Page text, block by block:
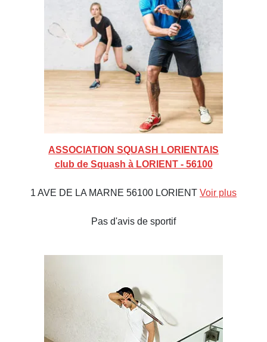
ASSOCIATION SQUASH LORIENTAIS
club de Squash à LORIENT - 56100
1 AVE DE LA MARNE 56100 LORIENT Voir plus
Pas d'avis de sportif